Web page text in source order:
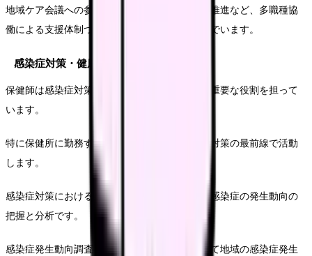
地域ケア会議への参加や在宅医療・介護連携の推進など、多職種協
働による支援体制づくりにも積極的に取り組んでいます。
感染症対策・健康危機管理
保健師は感染症対策や健康危機管理においても重要な役割を担って
います。
特に保健所に勤務する保健師は、地域の感染症対策の最前線で活動
します。
感染症対策における保健師の基本的な役割は、感染症の発生動向の
把握と分析です。
感染症発生動向調査（サーベイランス）を通じて地域の感染症発生